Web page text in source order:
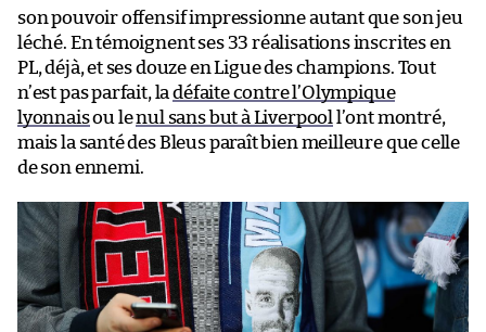
son pouvoir offensif impressionne autant que son jeu
léché. En témoignent ses 33 réalisations inscrites en
PL, déjà, et ses douze en Ligue des champions. Tout
n’est pas parfait, ladéfaite contre l’Olympique
lyonnaisou lenul sans but à Liverpool l’ont montré,
mais la santé des Bleus paraît bien meilleure que celle
de son ennemi.